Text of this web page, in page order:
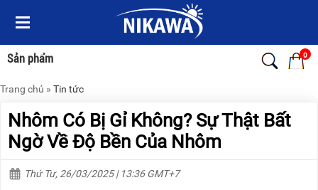
Sản phẩm 0
Menu
Sản
phẩm
TRANG
THANG
NHÔM
XE
Menu
Sản
phẩm
TRANG
THANG
NHÔM
THANG
Trang chủ » Tin tức
Nhôm Có Bị Gỉ Không? Sự Thật Bất
Ngờ Về Độ Bền Của Nhôm
Thứ Tư, 26/03/2025 | 13:36 GMT+7